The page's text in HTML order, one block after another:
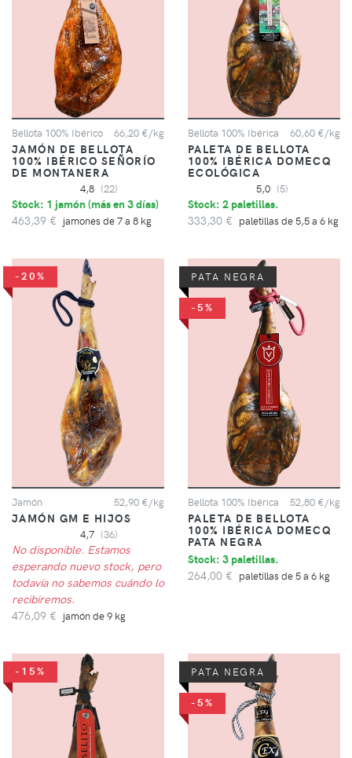
Bellota 100% Ibérico 66,20 €/kg
JAMÓN DE BELLOTA
100% IBÉRICO SEÑORÍO
DE MONTANERA
4,8 (22)
Stock: 1 jamón (más en 3 días)
463,39 € jamones de 7 a 8 kg
Bellota 100% Ibérica 60,60 €/kg
PALETA DE BELLOTA
100% IBÉRICA DOMECQ
ECOLÓGICA
5,0 (5)
Stock: 2 paletillas.
333,30 € paletillas de 5,5 a 6 kg
-20%
Jamón 52,90 €/kg
JAMÓN GM E HIJOS
4,7 (36)
No disponible. Estamos
esperando nuevo stock, pero
todavía no sabemos cuándo lo
recibiremos.
476,09 € jamón de 9 kg
PATA NEGRA
-5%
Bellota 100% Ibérica 52,80 €/kg
PALETA DE BELLOTA
100% IBÉRICA DOMECQ
PATA NEGRA
Stock: 3 paletillas.
264,00 € paletillas de 5 a 6 kg
-15% PATA NEGRA
-5%